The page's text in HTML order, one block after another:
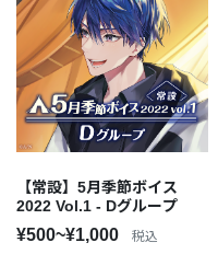
【常設】5月季節ボイス
2022 Vol.1 - Dグループ
¥500~¥1,000 税込